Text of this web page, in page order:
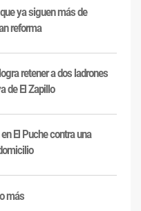
ya siguen más de
reforma
retener a dos ladrones
de El Zapillo
El Puche contra una
más